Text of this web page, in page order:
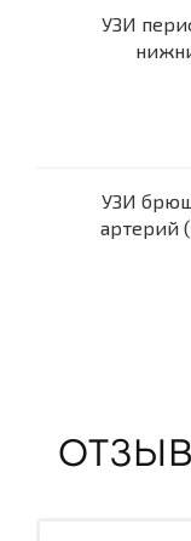
УЗИ
УЗИ
артерий